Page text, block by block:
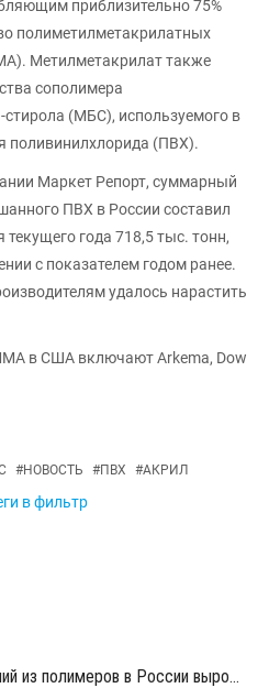
приблизительно 75%
полиметилметакрилатных
Метилметакрилат также
сополимера
(МБС), используемого в
поливинилхлорида (ПВХ).
Маркет Репорт, суммарный
ПВХ в России составил
текущего года 718,5 тыс. тонн,
с показателем годом ранее.
удалось нарастить
в США включают Arkema, Dow
#НОВОСТЬ #ПВХ #АКРИЛ
в фильтр
Индекс производства изделий из полимеров в России вырос в первом квартале на 10,3%